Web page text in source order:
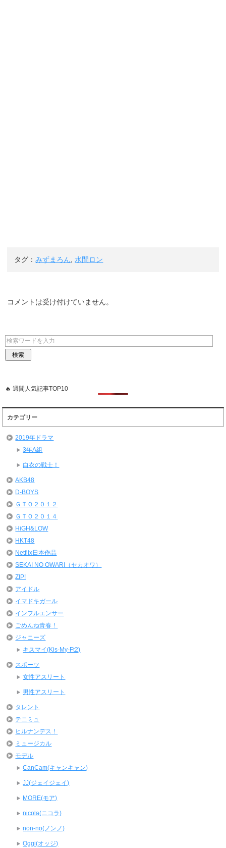
タグ：みずまろん ,水間ロン
コメントは受け付けていません。
🔥 週間人気記事TOP10
カテゴリー
2019年ドラマ
3年A組
白衣の戦士！
AKB48
D-BOYS
ＧＴＯ２０１２
ＧＴＯ２０１４
HiGH&LOW
HKT48
Netflix日本作品
SEKAI NO OWARI（セカオワ）
ZIP!
アイドル
イマドキガール
インフルエンサー
ごめんね青春！
ジャニーズ
キスマイ(Kis-My-Ft2)
スポーツ
女性アスリート
男性アスリート
タレント
テニミュ
ヒルナンデス！
ミュージカル
モデル
CanCam(キャンキャン)
JJ(ジェイジェイ)
MORE(モア)
nicola(ニコラ)
non-no(ノンノ)
Oggi(オッジ)